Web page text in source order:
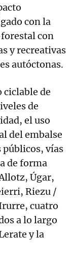
con la
con
y recreativas
autóctonas.
ciclable de
de
el uso
del embalse
vías
de forma
Úgar,
Riezu /
cuatro
a lo largo
y la